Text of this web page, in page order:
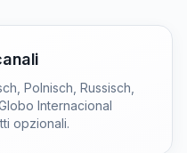
Polnisch, Russisch,
Internacional
opzionali.